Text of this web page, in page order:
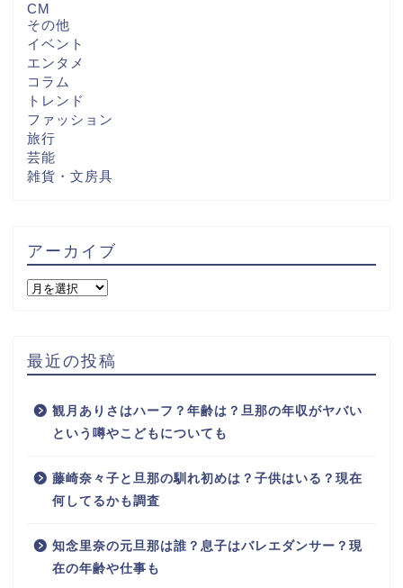
CM
その他
イベント
エンタメ
コラム
トレンド
ファッション
旅行
芸能
雑貨・文房具
アーカイブ
最近の投稿
観月ありさはハーフ？年齢は？旦那の年収がヤバい
という噂やこどもについても
藤崎奈々子と旦那の馴れ初めは？子供はいる？現在
何してるかも調査
知念里奈の元旦那は誰？息子はバレエダンサー？現
在の年齢や仕事も